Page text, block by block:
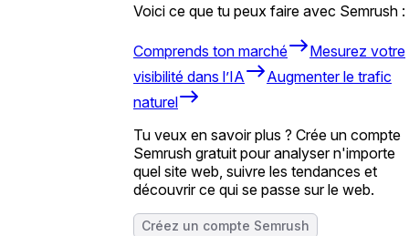
Voici ce que tu peux faire avec Semrush :
Comprends ton marché
Mesurez votre
visibilité dans l’IA
Augmenter le trafic
naturel
Tu veux en savoir plus ? Crée un compte
Semrush gratuit pour analyser n'importe
quel site web, suivre les tendances et
découvrir ce qui se passe sur le web.
Créez un compte Semrush